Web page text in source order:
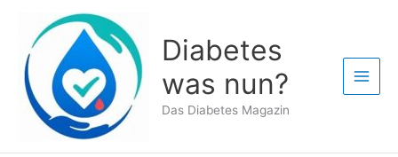
springen
Diabetes
was nun?
Das Diabetes Magazin